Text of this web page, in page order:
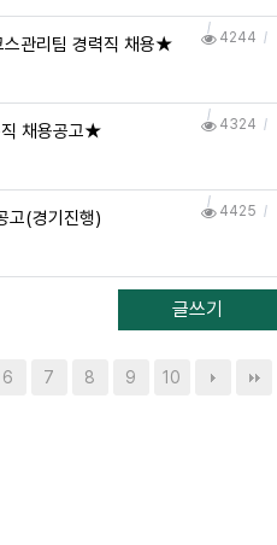
관리팀 경력직 채용★ 4244
채용공고★ 4324
고(경기진행) 4425
글쓰기
6 7 8 9 10